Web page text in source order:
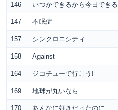
146 いつかできるから今日できる
147 不眠症
157 シンクロニシティ
158 Against
164 ジコチューで行こう!
169 地球が丸いなら
170 あんなに好きだったのに…